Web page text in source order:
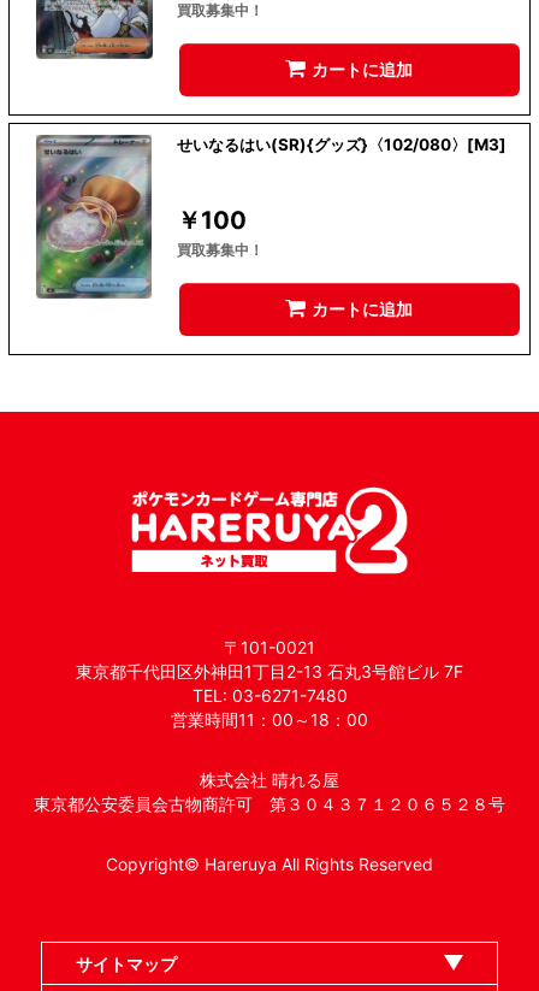
買取募集中！
カートに追加
せいなるはい(SR){グッズ}〈102/080〉[M3]
￥100
買取募集中！
カートに追加
〒101-0021
東京都千代田区外神田1丁目2-13 石丸3号館ビル 7F
TEL: 03-6271-7480
営業時間11：00～18：00
株式会社 晴れる屋
東京都公安委員会古物商許可 第３０４３７１２０６５２８号
Copyright© Hareruya All Rights Reserved
サイトマップ